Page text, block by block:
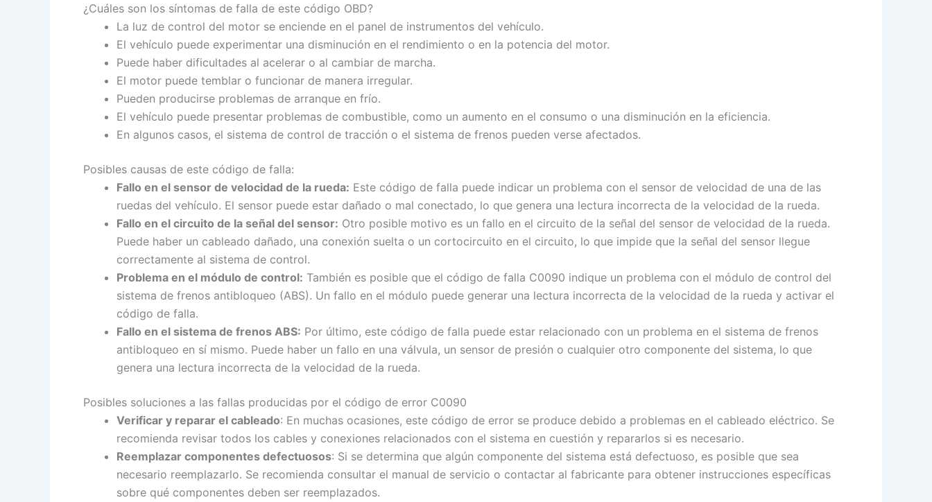
¿Cuáles son los síntomas de falla de este código OBD?
La luz de control del motor se enciende en el panel de instrumentos del vehículo.
El vehículo puede experimentar una disminución en el rendimiento o en la potencia del motor.
Puede haber dificultades al acelerar o al cambiar de marcha.
El motor puede temblar o funcionar de manera irregular.
Pueden producirse problemas de arranque en frío.
El vehículo puede presentar problemas de combustible, como un aumento en el consumo o una disminución en la eficiencia.
En algunos casos, el sistema de control de tracción o el sistema de frenos pueden verse afectados.
Posibles causas de este código de falla:
Fallo en el sensor de velocidad de la rueda: Este código de falla puede indicar un problema con el sensor de velocidad de una de las
ruedas del vehículo. El sensor puede estar dañado o mal conectado, lo que genera una lectura incorrecta de la velocidad de la rueda.
Fallo en el circuito de la señal del sensor: Otro posible motivo es un fallo en el circuito de la señal del sensor de velocidad de la rueda.
Puede haber un cableado dañado, una conexión suelta o un cortocircuito en el circuito, lo que impide que la señal del sensor llegue
correctamente al sistema de control.
Problema en el módulo de control: También es posible que el código de falla C0090 indique un problema con el módulo de control del
sistema de frenos antibloqueo (ABS). Un fallo en el módulo puede generar una lectura incorrecta de la velocidad de la rueda y activar el
código de falla.
Fallo en el sistema de frenos ABS: Por último, este código de falla puede estar relacionado con un problema en el sistema de frenos
antibloqueo en sí mismo. Puede haber un fallo en una válvula, un sensor de presión o cualquier otro componente del sistema, lo que
genera una lectura incorrecta de la velocidad de la rueda.
Posibles soluciones a las fallas producidas por el código de error C0090
Verificar y reparar el cableado: En muchas ocasiones, este código de error se produce debido a problemas en el cableado eléctrico. Se
recomienda revisar todos los cables y conexiones relacionados con el sistema en cuestión y repararlos si es necesario.
Reemplazar componentes defectuosos: Si se determina que algún componente del sistema está defectuoso, es posible que sea
necesario reemplazarlo. Se recomienda consultar el manual de servicio o contactar al fabricante para obtener instrucciones específicas
sobre qué componentes deben ser reemplazados.